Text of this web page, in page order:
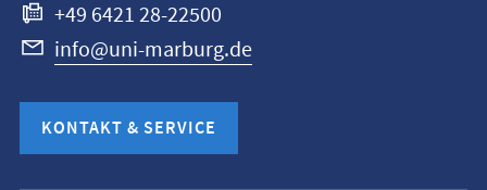
+49 6421 28-22500
info@uni-marburg.de
KONTAKT & SERVICE